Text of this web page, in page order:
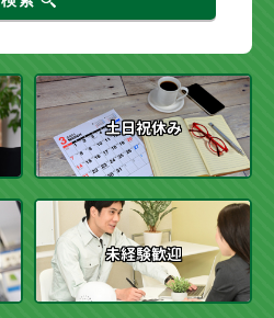
土日祝休み
未経験歓迎